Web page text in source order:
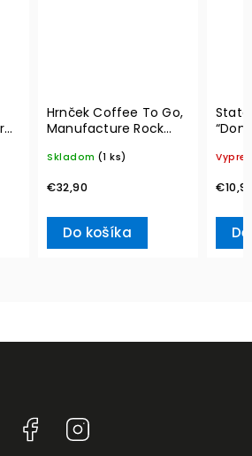
Hrnček Coffee To Go,
Manufacture Rock
Boch
Skladom (1 ks)
€32,90
Do košíka
Facebook